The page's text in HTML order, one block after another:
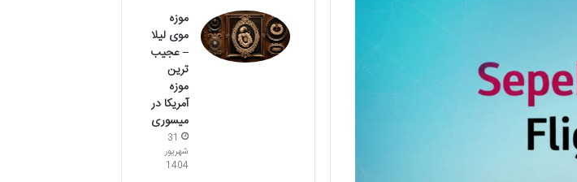
موزه
موی لیلا
– عجیب
ترین
موزه
آمریکا در
میسوری
31
شهریور
1404